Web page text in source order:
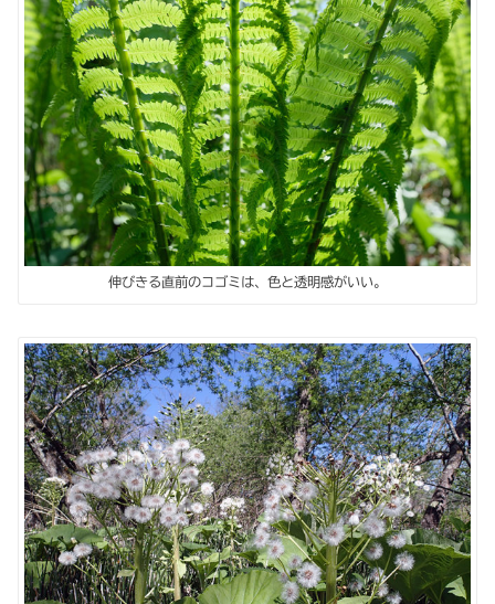
伸びきる直前のコゴミは、色と透明感がいい。